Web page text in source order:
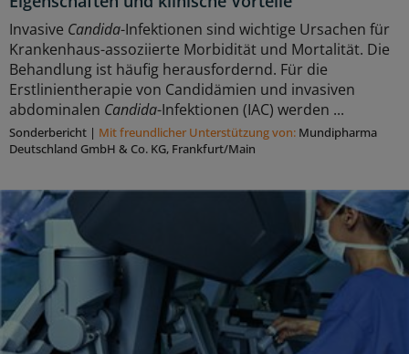
Invasive Candida-Infektionen sind wichtige Ursachen für
Krankenhaus-assoziierte Morbidität und Mortalität. Die
Behandlung ist häufig herausfordernd. Für die
Erstlinientherapie von Candidämien und invasiven
abdominalen Candida-Infektionen (IAC) werden ...
Sonderbericht | Mit freundlicher Unterstützung von: Mundipharma
Deutschland GmbH & Co. KG, Frankfurt/Main